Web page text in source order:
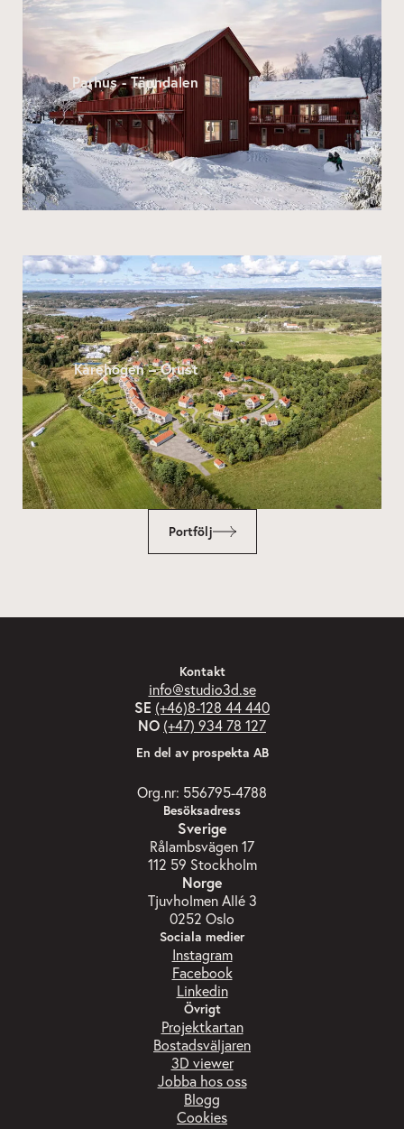
Parhus - Tänndalen
Kårehogen – Orust
Portfölj
Kontakt
info@studio3d.se
SE (+46)8-128 44 440
NO (+47) 934 78 127
En del av prospekta AB
Org.nr: 556795-4788
Besöksadress
Sverige
Rålambsvägen 17
112 59 Stockholm
Norge
Tjuvholmen Allé 3
0252 Oslo
Sociala medier
Instagram
Facebook
Linkedin
Övrigt
Projektkartan
Bostadsväljaren
3D viewer
Jobba hos oss
Blogg
Cookies